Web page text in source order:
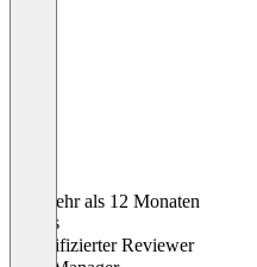
Vor mehr als 12 Monaten
Tobias
Verifizierter Reviewer